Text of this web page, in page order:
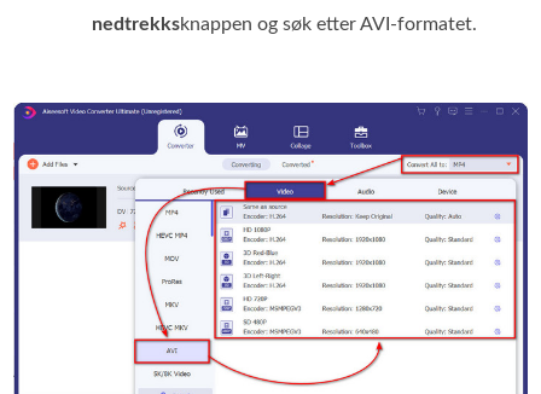
nedtrekksknappen og søk etter AVI-formatet.